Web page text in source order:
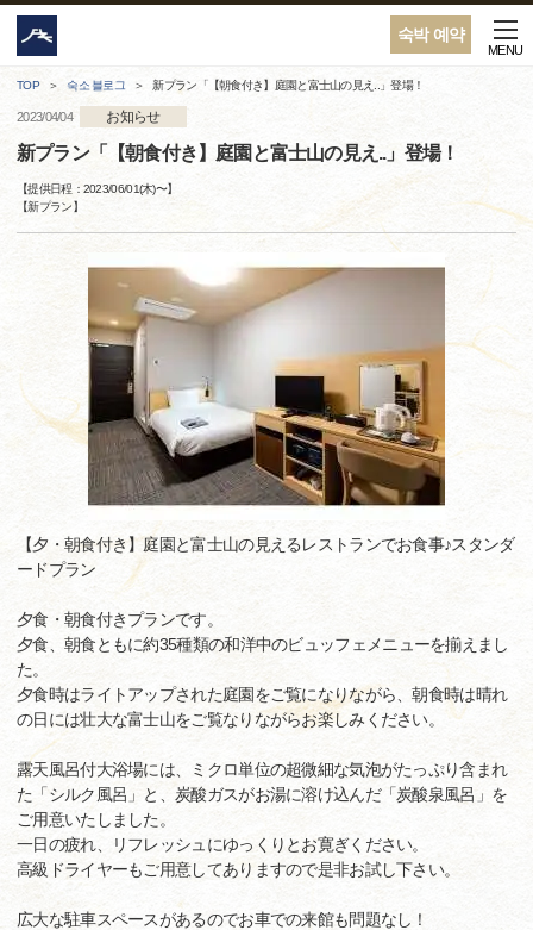
숙박 예약
MENU
TOP 숙소 블로그 新プラン「【朝食付き】庭園と富士山の見え..」登場！
2023/04/04 お知らせ
新プラン「【朝食付き】庭園と富士山の見え..」登場！
【提供日程：2023/06/01(木)〜】
【新プラン】
【夕・朝食付き】庭園と富士山の見えるレストランでお食事♪スタンダ
ードプラン
夕食・朝食付きプランです。
夕食、朝食ともに約35種類の和洋中のビュッフェメニューを揃えまし
た。
夕食時はライトアップされた庭園をご覧になりながら、朝食時は晴れ
の日には壮大な富士山をご覧なりながらお楽しみください。
露天風呂付大浴場には、ミクロ単位の超微細な気泡がたっぷり含まれ
た「シルク風呂」と、炭酸ガスがお湯に溶け込んだ「炭酸泉風呂」を
ご用意いたしました。
一日の疲れ、リフレッシュにゆっくりとお寛ぎください。
高級ドライヤーもご用意してありますので是非お試し下さい。
広大な駐車スペースがあるのでお車での来館も問題なし！